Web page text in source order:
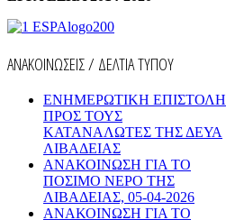
ΑΝΑΚΟΙΝΩΣΕΙΣ / ΔΕΛΤΙΑ ΤΥΠΟΥ
ΕΝΗΜΕΡΩΤΙΚΗ ΕΠΙΣΤΟΛΗ
ΠΡΟΣ ΤΟΥΣ
ΚΑΤΑΝΑΛΩΤΕΣ ΤΗΣ ΔΕΥΑ
ΛΙΒΑΔΕΙΑΣ
ΑΝΑΚΟΙΝΩΣΗ ΓΙΑ ΤΟ
ΠΟΣΙΜΟ ΝΕΡΟ ΤΗΣ
ΛΙΒΑΔΕΙΑΣ, 05-04-2026
ΑΝΑΚΟΙΝΩΣΗ ΓΙΑ ΤΟ